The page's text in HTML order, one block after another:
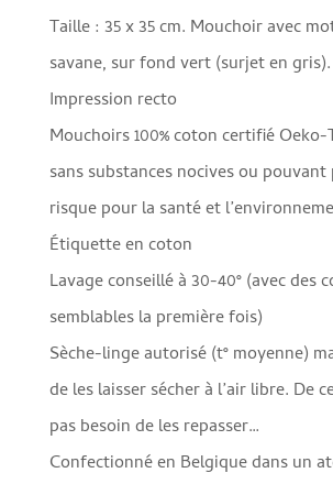
Taille : 35 x 35 cm. Mouchoir avec
savane, sur fond vert (surjet en gris).
Impression recto
Mouchoirs 100% coton certifié
sans substances nocives ou
risque pour la santé et
Étiquette en coton
Lavage conseillé à 30-40° (avec des
semblables la première fois)
Sèche-linge autorisé (t° moyenne)
de les laisser sécher à l’air libre. De
pas besoin de les repasser…
Confectionné en Belgique dans un